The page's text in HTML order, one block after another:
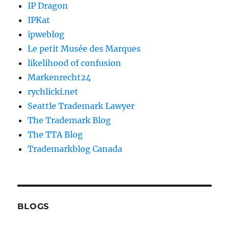
IP Dragon
IPKat
ipweblog
Le petit Musée des Marques
likelihood of confusion
Markenrecht24
rychlicki.net
Seattle Trademark Lawyer
The Trademark Blog
The TTA Blog
Trademarkblog Canada
BLOGS